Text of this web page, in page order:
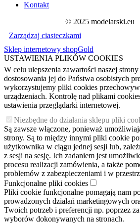
Kontakt
© 2025 modelarski.eu
Zarządzaj ciasteczkami
Sklep internetowy shopGold
USTAWIENIA PLIKÓW COOKIES
W celu ulepszenia zawartości naszej
dostosowania jej do Państwa osobistych
wykorzystujemy pliki cookies
urządzeniach. Kontrolę nad plikami
ustawienia przeglądarki internetowej.
Niezbędne do działania sklepu pliki
Są zawsze włączone, ponieważ
strony. Są to między innymi pliki cookie
użytkownika w ciągu jednej sesji lub,
z sesji na sesję. Ich zadaniem jest
procesu realizacji zamówienia, a także
problemów z zabezpieczeniami i w
Funkcjonalne pliki cookies
Pliki cookie funkcjonalne pomagają nam
prowadzonych działań marketingowych
Twoich potrzeb i preferencji np. poprzez
wyborów dokonywanych na stronach.